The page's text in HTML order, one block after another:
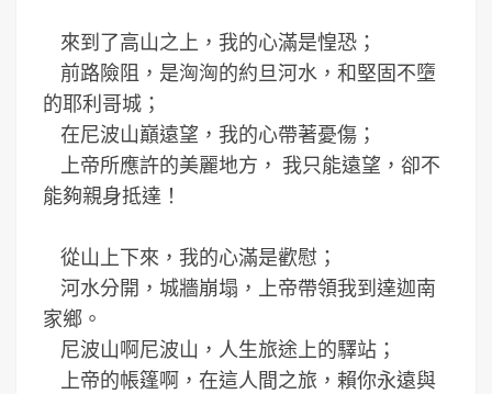
來到了高山之上，我的心滿是惶恐；
前路險阻，是洶洶的約旦河水，和堅固不墮
的耶利哥城；
在尼波山巔遠望，我的心帶著憂傷；
上帝所應許的美麗地方， 我只能遠望，卻不
能夠親身抵達！
從山上下來，我的心滿是歡慰；
河水分開，城牆崩塌，上帝帶領我到達迦南
家鄉。
尼波山啊尼波山，人生旅途上的驛站；
上帝的帳篷啊，在這人間之旅，賴你永遠與